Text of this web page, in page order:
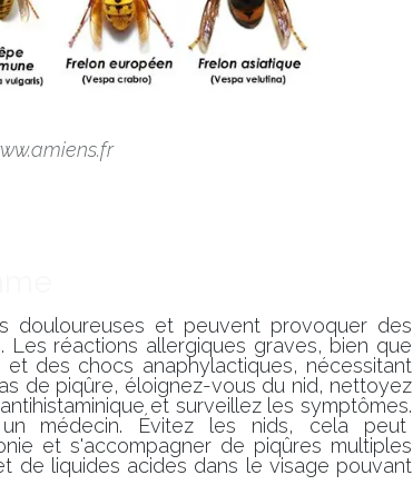
douloureuses et peuvent provoquer des
Les réactions allergiques graves, bien que
des chocs anaphylactiques, nécessitant
de piqûre, éloignez-vous du nid, nettoyez
et surveillez les symptômes.
médecin. Évitez les nids, cela peut
et s'accompagner de piqûres multiples
de liquides acides dans le visage pouvant